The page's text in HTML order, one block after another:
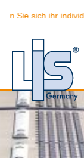
ihr individuelles